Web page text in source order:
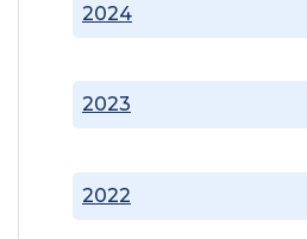
2022
2023
2024